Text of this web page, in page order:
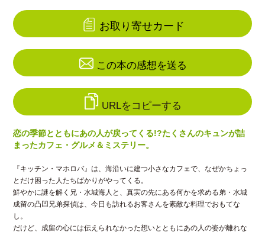
お取り寄せカード
この本の感想を送る
URLをコピーする
恋の季節とともにあの人が戻ってくる!?たくさんのキュンが詰
まったカフェ・グルメ＆ミステリー。
『キッチン・マホロバ』は、海沿いに建つ小さなカフェで、なぜかちょっ
とだけ困った人たちばかりがやってくる。
鮮やかに謎を解く兄・水城海人と、真実の先にある何かを求める弟・水城
成留の凸凹兄弟探偵は、今日も訪れるお客さんを素敵な料理でおもてな
し。
だけど、成留の心には伝えられなかった想いとともにあの人の姿が離れな